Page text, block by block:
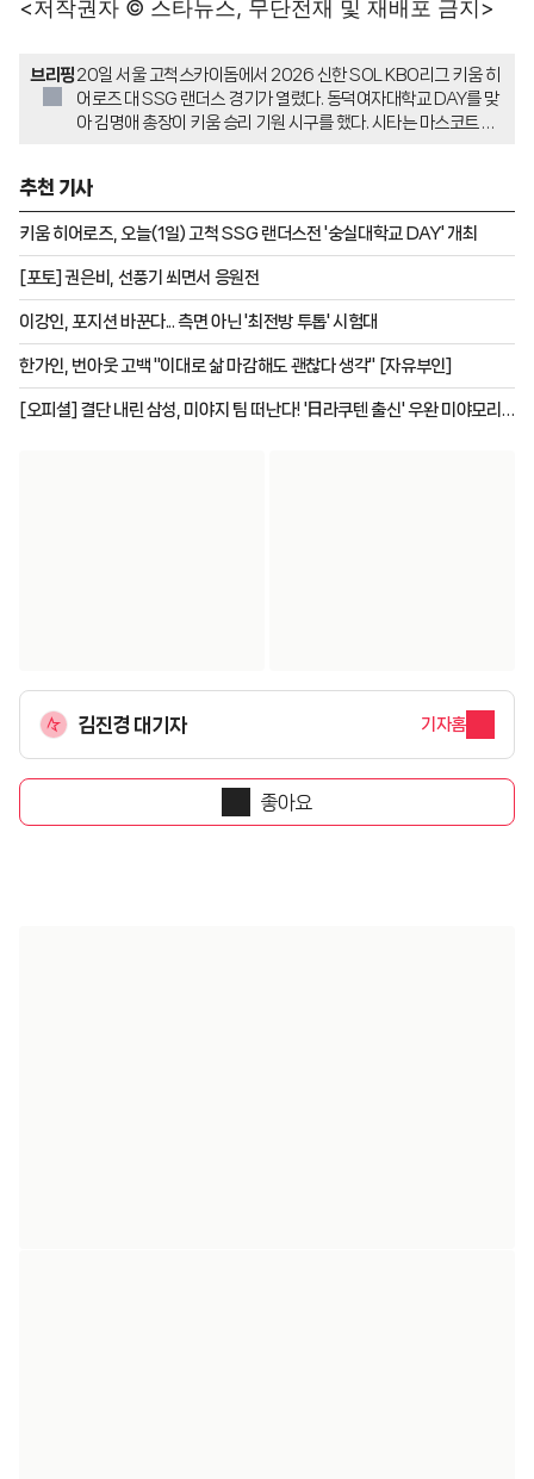
<저작권자 © 스타뉴스, 무단전재 및 재배포 금지>
브리핑20일 서울 고척스카이돔에서 2026 신한 SOL KBO리그 키움 히
어로즈 대 SSG 랜더스 경기가 열렸다. 동덕여자대학교 DAY를 맞
아 김명애 총장이 키움 승리 기원 시구를 했다. 시타는 마스코트 솜
추천 기사
키움 히어로즈, 오늘(1일) 고척 SSG 랜더스전 '숭실대학교 DAY' 개최
[포토] 권은비, 선풍기 쐬면서 응원전
이강인, 포지션 바꾼다... 측면 아닌 '최전방 투톱' 시험대
한가인, 번아웃 고백 "이대로 삶 마감해도 괜찮다 생각" [자유부인]
[오피셜] 결단 내린 삼성, 미야지 팀 떠난다! '日라쿠텐 출신' 우완 미야모리
김진경 대기자 기자홈
좋아요